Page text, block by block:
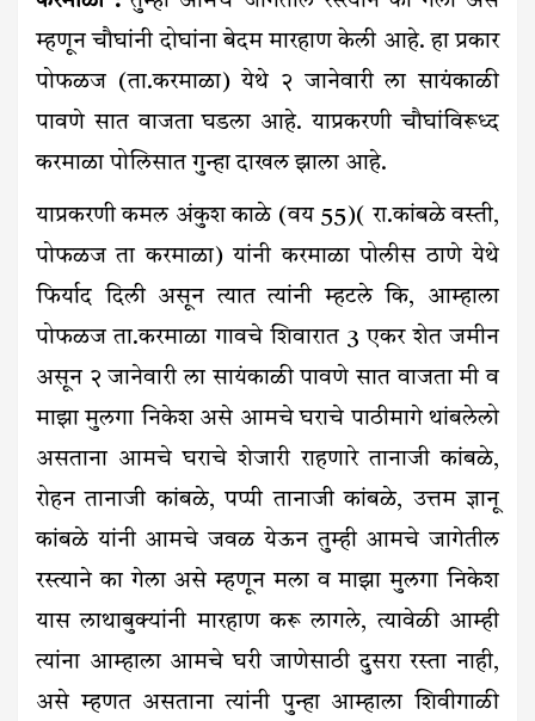
म्हणून चौघांनी दोघांना बेदम मारहाण केली आहे. हा प्रकार
पोफळज (ता.करमाळा) येथे २ जानेवारी ला सायंकाळी
पावणे सात वाजता घडला आहे. याप्रकरणी चौघांविरूध्द
करमाळा पोलिसात गुन्हा दाखल झाला आहे.
याप्रकरणी कमल अंकुश काळे (वय 55)( रा.कांबळे वस्ती,
पोफळज ता करमाळा) यांनी करमाळा पोलीस ठाणे येथे
फिर्याद दिली असून त्यात त्यांनी म्हटले कि, आम्हाला
पोफळज ता.करमाळा गावचे शिवारात 3 एकर शेत जमीन
असून २ जानेवारी ला सायंकाळी पावणे सात वाजता मी व
माझा मुलगा निकेश असे आमचे घराचे पाठीमागे थांबलेलो
असताना आमचे घराचे शेजारी राहणारे तानाजी कांबळे,
रोहन तानाजी कांबळे, पप्पी तानाजी कांबळे, उत्तम ज्ञानू
कांबळे यांनी आमचे जवळ येऊन तुम्ही आमचे जागेतील
रस्त्याने का गेला असे म्हणून मला व माझा मुलगा निकेश
यास लाथाबुक्यांनी मारहाण करू लागले, त्यावेळी आम्ही
त्यांना आम्हाला आमचे घरी जाणेसाठी दुसरा रस्ता नाही,
असे म्हणत असताना त्यांनी पुन्हा आम्हाला शिवीगाळी